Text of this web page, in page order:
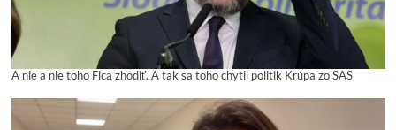
A nie a nie toho Fica zhodiť. A tak sa toho chytil politik Krúpa zo SAS